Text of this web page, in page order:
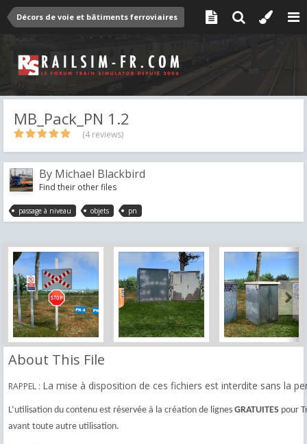
Décors de voie et bâtiments ferroviaires
MB_Pack_PN 1.2
(4 reviews)
By Michael Blackbird
Find their other files
passage à niveau objets pn
About This File
RAPPEL : La mise à disposition de ces fichiers est interdite sans la
L’utilisation du contenu est réservée à la création de lignes GRATUITES pour
avant toute autre utilisation.